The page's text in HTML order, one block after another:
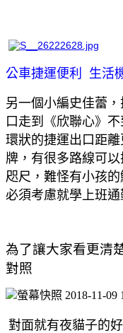
公車捷運便利 生活
另一個小編史佳蕾
口走到
《欣聯心》
環狀的捷運出口距離
牌，有很多路線可以
咫尺，難怪有小孩
必須考慮就學上班
為了讓大家看更清
對照
對面就有夜貓子的